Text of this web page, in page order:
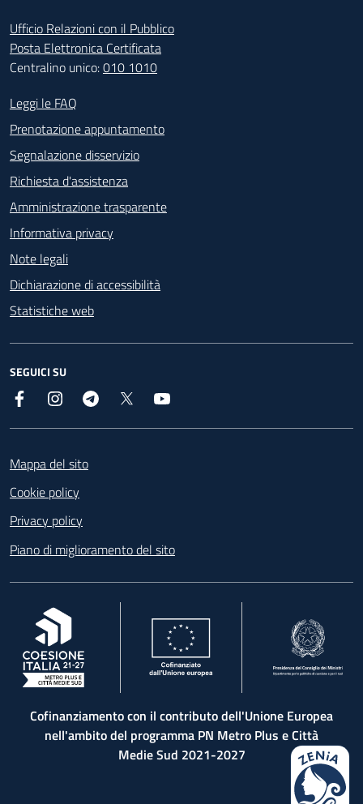
Ufficio Relazioni con il Pubblico
Posta Elettronica Certificata
Centralino unico:010 1010
Footer - Contatti
Leggi le FAQ
Prenotazione appuntamento
Segnalazione disservizio
Richiesta d'assistenza
Amministrazione trasparente
Informativa privacy
Note legali
Dichiarazione di accessibilità
Statistiche web
SEGUICI SU
Facebook InstagramTelegram
Mappa del sito
Cookie policy
Privacy policy
Piano di miglioramento del sito
, apre in una nuova scheda
Cofinanziamento con il contributo dell'Unione Europea
nell'ambito del programma PN Metro Plus e Città
Medie Sud 2021-2027